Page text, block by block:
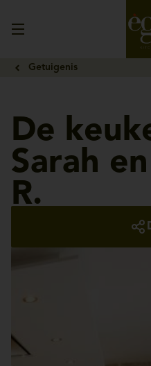
Getuigenis
De
Sarah
R.